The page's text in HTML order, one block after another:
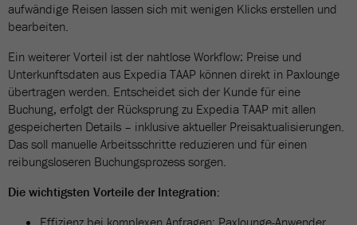
aufwändige Reisen lassen sich mit wenigen Klicks erstellen und
bearbeiten.
Ein weiterer Vorteil ist der nahtlose Workflow: Preise und
Unterkunftsdaten aus Expedia TAAP können direkt in Paxlounge
übertragen werden. Entscheidet sich der Kunde für eine
Buchung, erfolgt der Rücksprung zu Expedia TAAP mit allen
gespeicherten Details – inklusive aktueller Preisaktualisierungen.
Das soll manuelle Arbeitsschritte reduzieren und für einen
reibungsloseren Buchungsprozess sorgen.
Die wichtigsten Vorteile der Integration:
Effizienz bei komplexen Anfragen: Paxlounge-Anwender